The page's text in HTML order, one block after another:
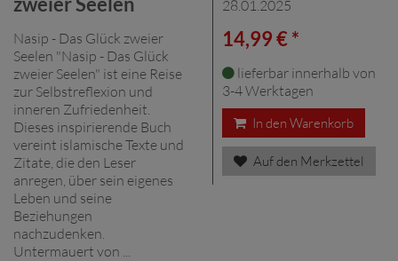
Nasip - Das Glück zweier
Seelen "Nasip - Das Glück
zweier Seelen" ist eine Reise
zur Selbstreflexion und
inneren Zufriedenheit.
Dieses inspirierende Buch
vereint islamische Texte und
Zitate, die den Leser
anregen, über sein eigenes
Leben und seine
Beziehungen
nachzudenken.
Untermauert von ...
28.01.2025
14,99 € *
lieferbar innerhalb von
3-4 Werktagen
In den Warenkorb
Auf den Merkzettel